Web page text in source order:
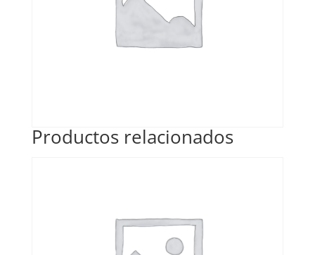
Productos relacionados